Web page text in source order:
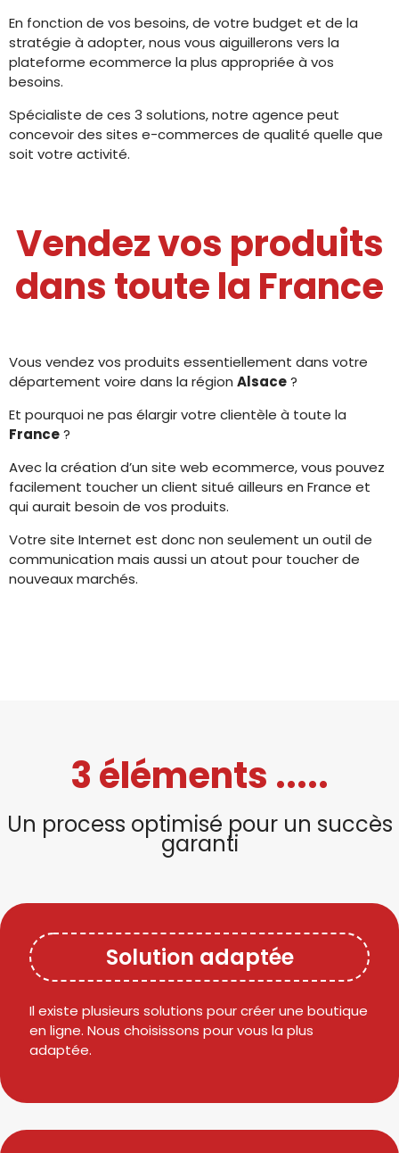
En fonction de vos besoins, de votre budget et de la
stratégie à adopter, nous vous aiguillerons vers la
plateforme ecommerce la plus appropriée à vos
besoins.
Spécialiste de ces 3 solutions, notre agence peut
concevoir des sites e-commerces de qualité quelle que
soit votre activité.
Vendez vos produits
dans toute la France
Vous vendez vos produits essentiellement dans votre
département voire dans la région Alsace?
Et pourquoi ne pas élargir votre clientèle à toute la
France?
Avec la création d’un site web ecommerce, vous pouvez
facilement toucher un client situé ailleurs en France et
qui aurait besoin de vos produits.
Votre site Internet est donc non seulement un outil de
communication mais aussi un atout pour toucher de
nouveaux marchés.
3 éléments .....
Un process optimisé pour un succès
garanti
Solution adaptée
Il existe plusieurs solutions pour créer une boutique
en ligne. Nous choisissons pour vous la plus
adaptée.